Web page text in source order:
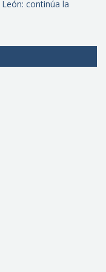
continúa la